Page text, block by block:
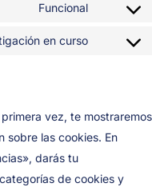
Funcional
en curso
vez, te mostraremos
sobre las cookies. En
darás tu
de cookies y